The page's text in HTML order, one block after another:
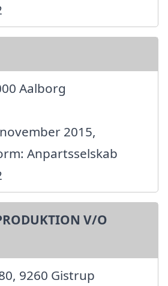
Aalborg
2015,
Anpartsselskab
V/O
9260 Gistrup